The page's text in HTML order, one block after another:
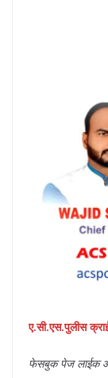
ए.सी.एस.पुलीस
फेसबुक पेज लाईक